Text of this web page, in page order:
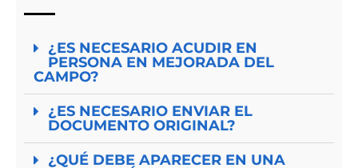
¿ES NECESARIO ACUDIR EN
PERSONA EN MEJORADA DEL
CAMPO?
¿ES NECESARIO ENVIAR EL
DOCUMENTO ORIGINAL?
¿QUÉ DEBE APARECER EN UNA